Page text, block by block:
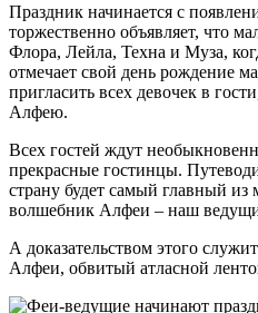
Праздник начинается с
торжественно объявляет, что
Флора, Лейла, Техна и Муза,
отмечает свой день рождение
пригласить всех девочек в
Алфею.
Всех гостей ждут
прекрасные гостинцы.
страну будет самый главный из
волшебник Алфеи – наш
А доказательством этого
Алфеи, обвитый атласной